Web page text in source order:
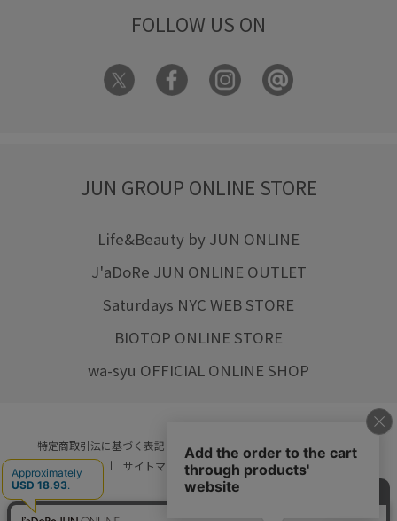
FOLLOW US ON
JUN GROUP ONLINE STORE
Life&Beauty by JUN ONLINE
J'aDoRe JUN ONLINE OUTLET
Saturdays NYC WEB STORE
BIOTOP ONLINE STORE
wa-syu OFFICIAL ONLINE SHOP
特定商取引法に基づく表記 プライバシーポリシー
会社概要
ご利用規約
サイトマップ リクルート ご利用ガイド